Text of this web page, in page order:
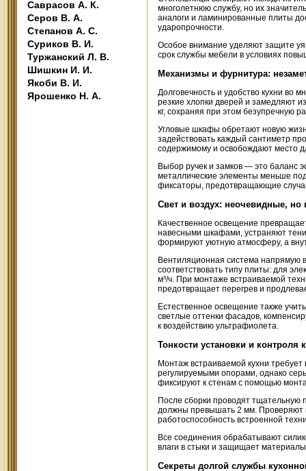
Саврасов А. К.
Серов В. А.
Степанов А. С.
Суриков В. И.
Туржанский Л. В.
Шишкин И. И.
Якоби В. И.
Ярошенко Н. А.
многолетнюю службу, но их
аналоги и ламинированные плиты
ударопрочности.
Особое внимание уделяют защите
срок службы мебели в условиях
Механизмы и фурнитура:
Долговечность и удобство кухни во
резкие хлопки дверей и замедляют
кг, сохраняя при этом безупречную
Угловые шкафы обретают новую
задействовать каждый сантиметр
содержимому и освобождают место
Выбор ручек и замков — это баланс
металлические элементы меньше
фиксаторы, предотвращающие
Свет и воздух: неочевидные, но
Качественное освещение
навесными шкафами, устраняют
формируют уютную атмосферу, а
Вентиляционная система напрямую
соответствовать типу плиты: для
м³/ч. При монтаже встраиваемой
предотвращает перегрев и
Естественное освещение также
светлые оттенки фасадов,
к воздействию ультрафиолета.
Тонкости установки и контроля
Монтаж встраиваемой кухни
регулируемыми опорами, однако
фиксируют к стенам с помощью
После сборки проводят
должны превышать 2 мм. Проверяют
работоспособность встроенной
Все соединения обрабатывают
влаги в стыки и защищает
Секреты долгой службы